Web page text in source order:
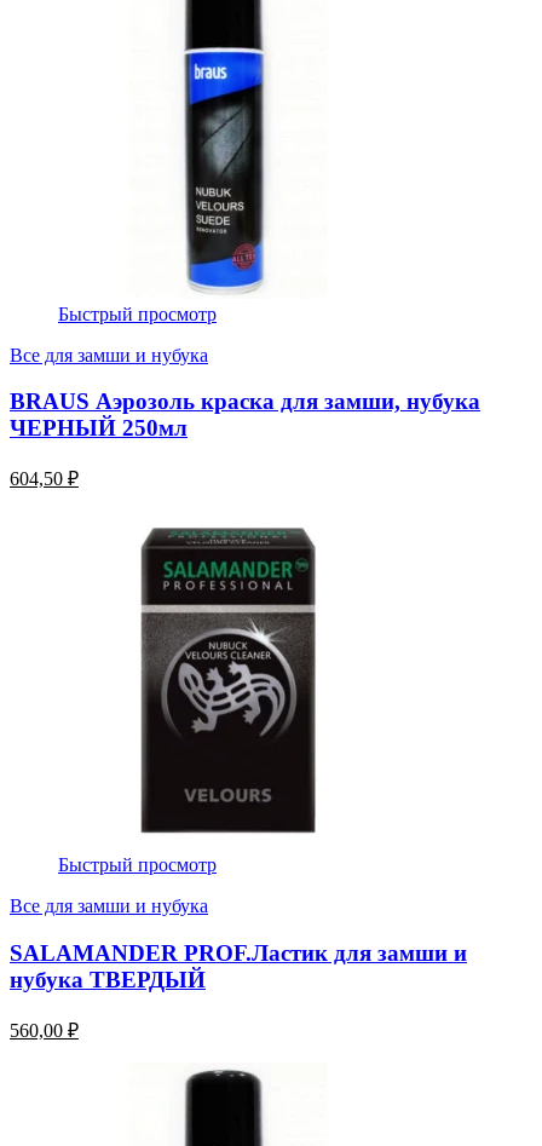
Быстрый просмотр
Все для замши и нубука
BRAUS Аэрозоль краска для замши, нубука
ЧЕРНЫЙ 250мл
604,50 ₽
Быстрый просмотр
Все для замши и нубука
SALAMANDER PROF.Ластик для замши и
нубука ТВЕРДЫЙ
560,00 ₽